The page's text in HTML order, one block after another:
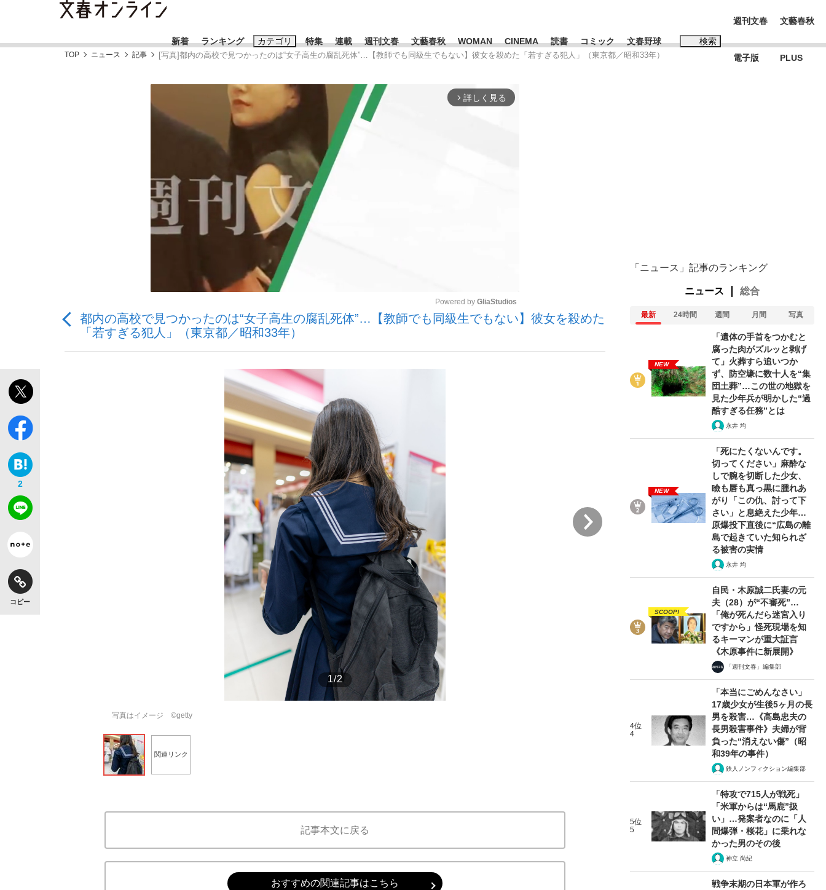
新着 ランキング カテゴリ
「90%は失敗する。でも…」本田圭佑が初めて明かした日本代表監督に...
「敗因分析は一切聞かれなかった」侍ジャパン選手が証言した“NPB聞... 「クマが悪者扱いされているのが悲しい」『北の国から』倉本聰氏（91...
「目標達成できなかったからと言って…」サッカー日本代表・森保一監督...
もっと見る
特集
終戦から81年
いまさら聞けない資産運用のすべて
もっと見る
連載 週刊文春 文藝春秋 WOMAN CINEMA 読書 コミック 文春野球 検索
おすすめのキーワードタグ一覧
#藤田晋 #三山凌輝 #高市早苗
#玉木雄一郎
#亀和田武
週刊文春
電子版
文藝春秋
PLUS
TOP ニュース 記事 [写真]都内の高校で見つかったのは“女子高生の腐乱死体”…【教師でも同級生でもない】彼女を殺めた「若すぎる犯人」（東京都／昭和33年）
arrow_forward_ios 詳しく見る
Powered by GliaStudios
都内の高校で見つかったのは“女子高生の腐乱死体”…【教師でも同級生でもない】彼女を殺めた
「若すぎる犯人」（東京都／昭和33年）
2
コピー
1/2
写真はイメージ ©getty
都内の高校で見つかったのは“女子高生の腐乱死体”…【
る犯人」（東京都／昭和33年）
『高度経済成長期の日本で起きた37の怖い事件』ダイジェ
【最後まで読む】学校の屋上で見つかったのは【腐乱
新聞社まで挑発した『驚きの犯人』（昭和33年の事件）
なかった⋯【23歳女性も強姦殺人】それでも18歳少年
由”（昭和33年の事件） 「娘さんの気持ちを考えたこと
認めない母親が、逆に被害女性（18）を責めた“身勝手
関連リンク
記事本文に戻る
おすすめの関連記事はこちら
「ニュース」記事のランキング
ニュース 総合
最新 24時間 週間 月間 写真
NEW
「遺体の手首をつかむと
腐った肉がズルッと剥げ
て」火葬すら追いつか
ず、防空壕に数十人を“集
団土葬”…この世の地獄を
見た少年兵が明かした“過
酷すぎる任務”とは
永井 均
NEW
「死にたくないんです。
切ってください」麻酔な
しで腕を切断した少女、
瞼も唇も真っ黒に腫れあ
がり「この仇、討って下
さい」と息絶えた少年…
原爆投下直後に“広島の離
島で起きていた知られざ
る被害の実情
永井 均
SCOOP!
自民・木原誠二氏妻の元
夫（28）が“不審死”…
「俺が死んだら迷宮入り
ですから」怪死現場を知
るキーマンが重大証言
《木原事件に新展開》
「週刊文春」編集部
4位
4
「本当にごめんなさい」
17歳少女が生後5ヶ月の長
男を殺害…《高島忠夫の
長男殺害事件》夫婦が背
負った“消えない傷”（昭
和39年の事件）
鉄人ノンフィクション編集部
5位
5
「特攻で715人が戦死」
「米軍からは“馬鹿”扱
い」…発案者なのに「人
間爆弾・桜花」に乗れな
かった男のその後
神立 尚紀
戦争末期の日本軍が作ろ